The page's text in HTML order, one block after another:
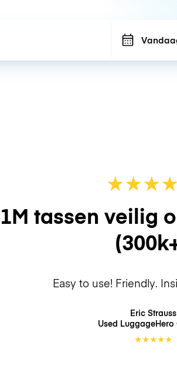
★★★★
tassen veilig
Easy to use! Friendly.
Eric Strauss
Used LuggageHero
★★★★★